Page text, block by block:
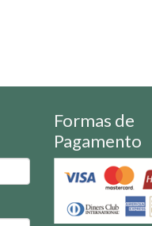
Formas de
Pagamento